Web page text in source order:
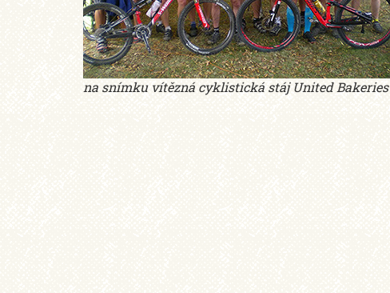
na snímku vítězná cyklistická stáj United Bakeries